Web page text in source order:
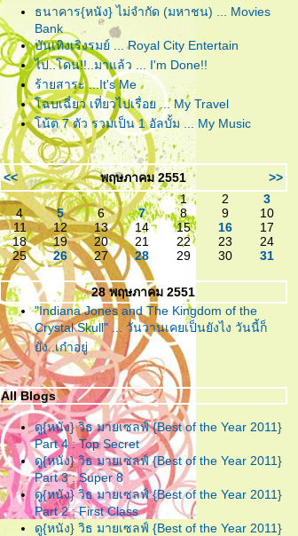
"Due Date"... รวมกันเราต้องอยู่
(กรุณา)อย่าทิ้งตูเป็นอันขาด!!?
"B.o.B. Presents: The
Adventures of Bobby Ray"
อาจเป็นฮิปฮอปหน้าใหม่ แต่ไม่ขอ
ึดติดความฮิป
"RED"... โตอย่างสมวัย แก่อย่าง
มีคุณภาพ และจงระห่ำอย่างไม่
เหลืออะไรจะเสีย!
"ห้องตรงข้าม หัวใจตรงกัน"
...
(หนังสั้น)แบบตัวเต็ม ที่ไม่มีอะไร
มากมาย แต่ก็ยังมีความจริงใจ!
"ห้องตรงข้าม หัวใจตรงกัน"
กับตัวอย่างน้ำจิ้ม ของหนังสั้นที่
คงจะมีอะไรๆอยู่ในนั้น
"อินทรีแดง"... สมศักดิ์ศรีที่ได้
กลับมา ..วีรบุรุษที่หนังไท
ต้องการ!
"ชั่วฟ้าดินสลาย"... เมื่อคำ “รัก”
มีค่าเท่าคำว่า “ร้าย” คงทำลายคน
ทั้งหลายให้วายวอด
"Resident Evil : Afterlife"
สงครามยังไม่จบ ยังต้องนับศพ
ธนาคาร{หนัง} ไม่จำกัด (มหาชน) ... Movies
Bank
บันเทิงเริงรมย์ ... Royal City Entertain
ไป..โดน!!..มาแล้ว ... I'm Done!!
ร้ายสาระ ...It's Me
ฉบเฉี่ยว เที่ยวไปเรื่อย ... My Travel
น้ต 7 ตัว รวมเป็น 1 อัลบั้ม ... My Music
<< พฤษภาคม 2551
>>
1
2
3
4
5 6 7 8 9
10
11
12 13 14 15 16
17
18
19 20 21 22 23
24
25
26 27 28 29 30 31
28 พฤษภาคม 2551
"Indiana Jones and The Kingdom of the
Crystal Skull" ... วันวานเคยเป็นยังไง วันนี้ก็
ัง..เก๋าอยู่
All Blogs
ดู{หนัง} วิธ มายเซลฟ์ {Best of the Year 2011}
Part 4 : Top Secret
ดู{หนัง} วิธ มายเซลฟ์ {Best of the Year 2011}
Part 3 : Super 8
ดู{หนัง} วิธ มายเซลฟ์ {Best of the Year 2011}
Part 2 : First Class
ดู{หนัง} วิธ มายเซลฟ์ {Best of the Year 2011}